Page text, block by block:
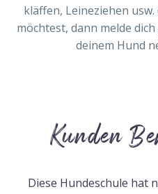
kläffen, Leineziehen
möchtest, dann melde
deinem Hund
Kunden
Diese Hundeschule hat